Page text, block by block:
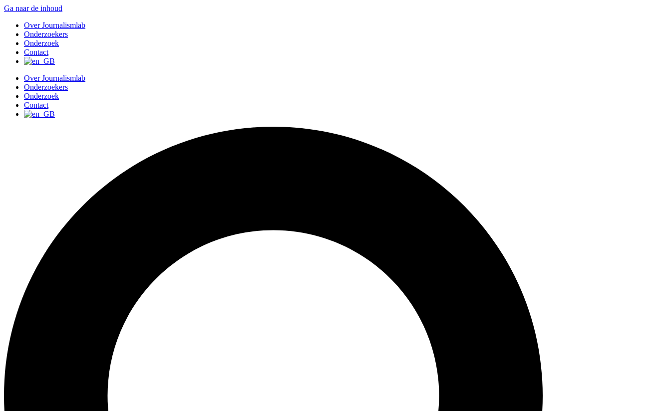
Ga naar de inhoud
Over Journalismlab
Onderzoekers
Onderzoek
Contact
Over Journalismlab
Onderzoekers
Onderzoek
Contact